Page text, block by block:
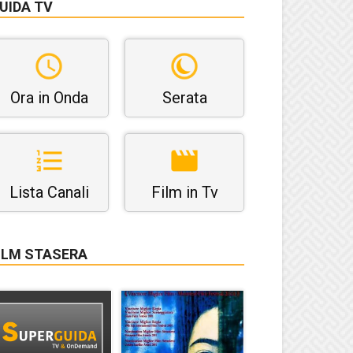
TV
Ora in Onda Serata
Lista Canali Film in Tv
STASERA